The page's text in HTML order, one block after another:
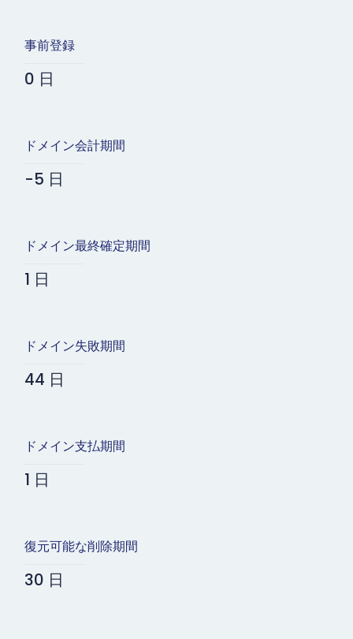
事前登録
0 日
ドメイン会計期間
-5 日
ドメイン最終確定期間
1 日
ドメイン失敗期間
44 日
ドメイン支払期間
1 日
復元可能な削除期間
30 日